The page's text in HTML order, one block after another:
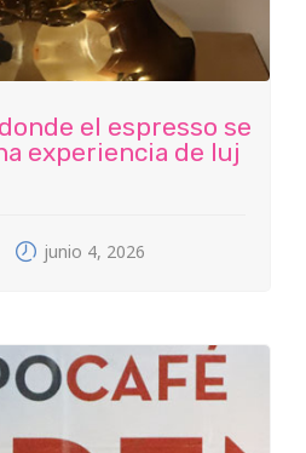
el espresso se
experiencia de luj
junio 4, 2026